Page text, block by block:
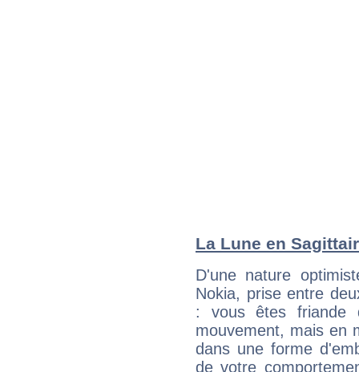
La Lune en
D'une nature
Nokia, prise entre
: vous êtes friande
mouvement, mais en
dans une forme
de votre